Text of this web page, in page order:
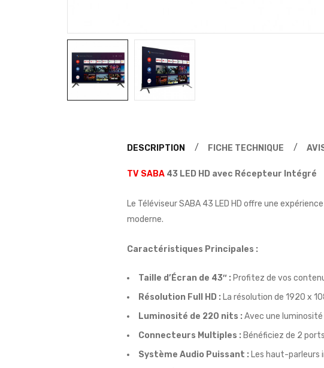
DESCRIPTION FICHE TECHNIQUE
TV SABA 43 LED HD avec Récepteur Intégré
Le Téléviseur SABA 43 LED HD offre une
moderne.
Caractéristiques Principales :
Taille d’Écran de 43″ : Profitez de vos
Résolution Full HD : La résolution de 1920 x
Luminosité de 220 nits : Avec une
Connecteurs Multiples : Bénéficiez de 2
Système Audio Puissant : Les haut-parleurs